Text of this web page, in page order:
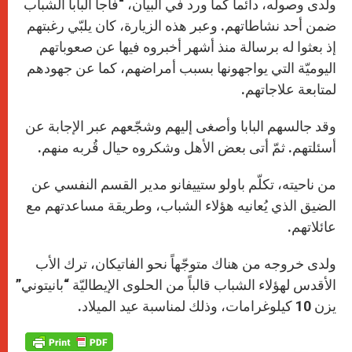
ولدى وصوله، دائماً كما ورد في البيان، “فاجأ البابا الشباب
ضمن أحد نشاطاتهم. وعبر هذه الزيارة، كان يلبّي رغبتهم
إذ بعثوا له برسالة منذ أشهر أخبروه فيها عن صعوباتهم
اليوميّة التي يواجهونها بسبب أمراضهم، كما عن جهودهم
لمتابعة علاجاتهم.
وقد جالسهم البابا وأصغى إليهم وشجّعهم عبر الإجابة عن
أسئلتهم. ثمّ أتى بعض الأهل وشكروه حيال قُربه منهم.
من ناحيته، تكلّم باولو ستييفانو مدير القسم النفسي عن
الضيق الذي يُعانيه هؤلاء الشباب، وطريقة مساعدتهم مع
عائلاتهم.
ولدى خروجه من هناك متوجّهاً نحو الفاتيكان، ترك الأب
الأقدس لهؤلاء الشباب قالباً من الحلوى الإيطاليّة “بانيتوني”
يزن 10 كيلوغرامات، وذلك لمناسبة عيد الميلاد.